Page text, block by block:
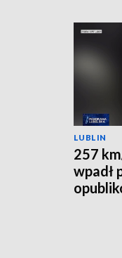
LUBLIN
257
wpadł